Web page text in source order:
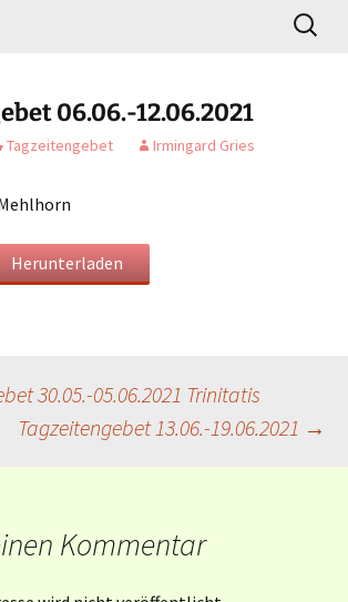
Suchen
nach:
06.06.-12.06.2021
Tagzeitengebet Irmingard Gries
Herunterladen
30.05.-05.06.2021 Trinitatis
Tagzeitengebet 13.06.-19.06.2021 →
Kommentar